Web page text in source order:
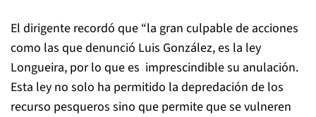
El dirigente recordó que “la gran culpable de acciones
como las que denunció Luis González, es la ley
Longueira, por lo que es imprescindible su anulación.
Esta ley no solo ha permitido la depredación de los
recurso pesqueros sino que permite que se vulneren